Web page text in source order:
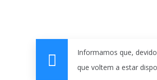
Informamos que,
que voltem a estar